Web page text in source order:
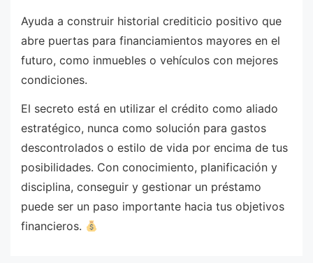
Ayuda a construir historial crediticio positivo que
abre puertas para financiamientos mayores en el
futuro, como inmuebles o vehículos con mejores
condiciones.
El secreto está en utilizar el crédito como aliado
estratégico, nunca como solución para gastos
descontrolados o estilo de vida por encima de tus
posibilidades. Con conocimiento, planificación y
disciplina, conseguir y gestionar un préstamo
puede ser un paso importante hacia tus objetivos
financieros.